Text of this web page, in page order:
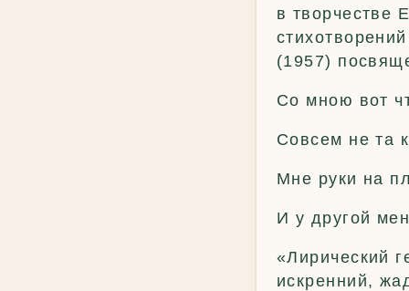
в творчестве
(1957)
Со мною вот
Совсем не та
Мне руки на
И у другой
«Лирический
искренний,